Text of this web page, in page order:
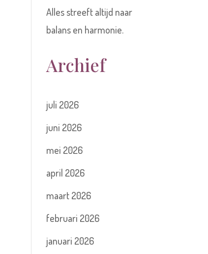
Alles streeft altijd naar
balans en harmonie.
Archief
juli 2026
juni 2026
mei 2026
april 2026
maart 2026
februari 2026
januari 2026